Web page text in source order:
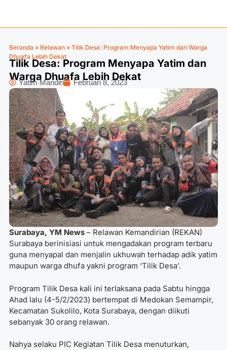
Beranda » Relawan » Tilik Desa: Program Menyapa Yatim dan Warga
Dhuafa Lebih Dekat
Tilik Desa: Program Menyapa Yatim dan
Warga Dhuafa Lebih Dekat
Yatim Mandiri Februari 8, 2023
Surabaya, YM News – Relawan Kemandirian (REKAN)
Surabaya berinisiasi untuk mengadakan program terbaru
guna menyapal dan menjalin ukhuwah terhadap adik yatim
maupun warga dhufa yakni program ‘Tilik Desa’.
Program Tilik Desa kali ini terlaksana pada Sabtu hingga
Ahad lalu (4-5/2/2023) bertempat di Medokan Semampir,
Kecamatan Sukolilo, Kota Surabaya, dengan diikuti
sebanyak 30 orang relawan.
Nahya selaku PIC Kegiatan Tilik Desa menuturkan,